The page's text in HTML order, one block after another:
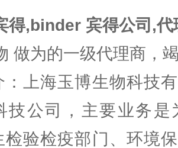
得,binder 宾得公司,代
做为的一级代理商，
：上海玉博生物科技
技公司，主要业务
检验检疫部门、环境